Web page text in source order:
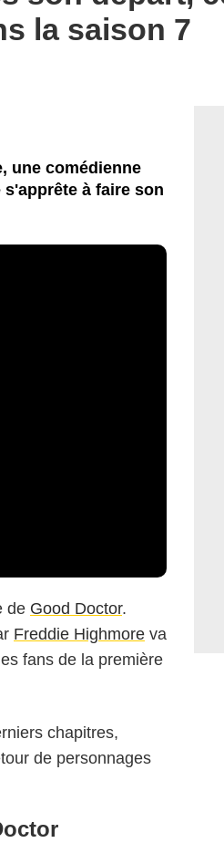
la saison 7
article
une comédienne
à faire son
de Good Doctor.
Freddie Highmore va
fans de la première
chapitres,
de personnages